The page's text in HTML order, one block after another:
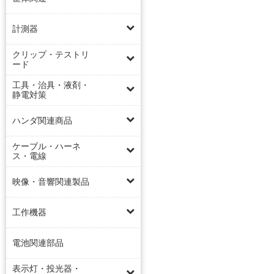
計測器
クリップ・テストリ
ード
工具・治具・液剤・
静電対策
ハンダ関連商品
ケーブル・ハーネ
ス・電線
映像・音響関連製品
工作機器
電池関連部品
表示灯・投光器・